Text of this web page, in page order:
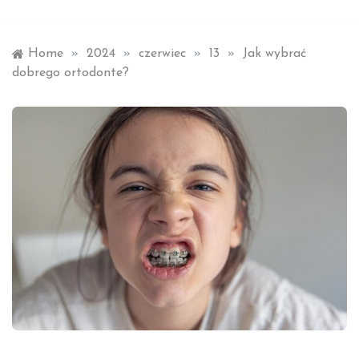
Home » 2024 » czerwiec » 13 »
Jak wybrać
dobrego ortodonte?